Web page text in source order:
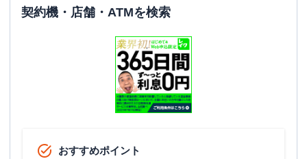
契約機・店舗・ATMを検索
おすすめポイント